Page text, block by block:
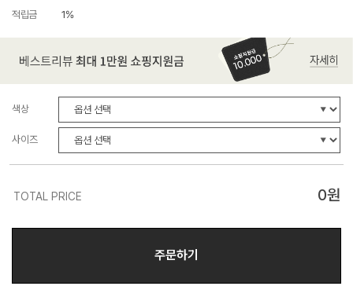
적립금 1%
색상
사이즈
TOTAL PRICE 0원
주문하기